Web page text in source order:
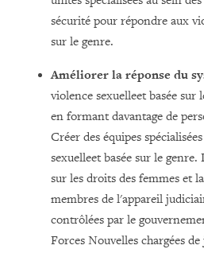
sécurité pour répondre aux
sur le genre.
Améliorer la réponse du
violence sexuelleet basée
en formant davantage de
Créer des équipes
sexuelleet basée sur le
sur les droits des femmes et
membres de l'appareil
contrôlées par le
Forces Nouvelles chargées